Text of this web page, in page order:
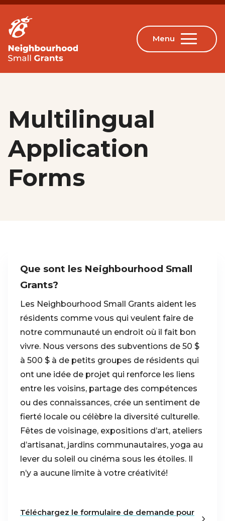
Multilingual
Application
Forms
Que sont les Neighbourhood Small
Grants?
Les Neighbourhood Small Grants aident les
résidents comme vous qui veulent faire de
notre communauté un endroit où il fait bon
vivre. Nous versons des subventions de 50 $
à 500 $ à de petits groupes de résidents qui
ont une idée de projet qui renforce les liens
entre les voisins, partage des compétences
ou des connaissances, crée un sentiment de
fierté locale ou célèbre la diversité culturelle.
Fêtes de voisinage, expositions d’art, ateliers
d’artisanat, jardins communautaires, yoga au
lever du soleil ou cinéma sous les étoiles. Il
n’y a aucune limite à votre créativité!
Téléchargez le formulaire de demande pour